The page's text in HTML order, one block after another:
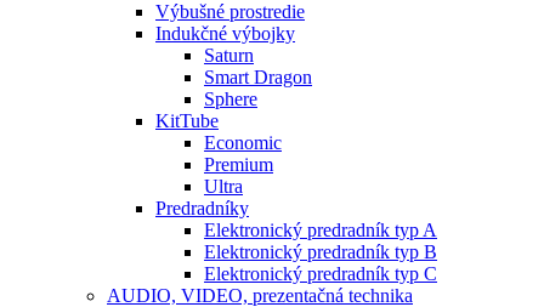
Výbušné prostredie
Indukčné výbojky
Saturn
Smart Dragon
Sphere
KitTube
Economic
Premium
Ultra
Predradníky
Elektronický predradník typ A
Elektronický predradník typ B
Elektronický predradník typ C
AUDIO, VIDEO, prezentačná technika